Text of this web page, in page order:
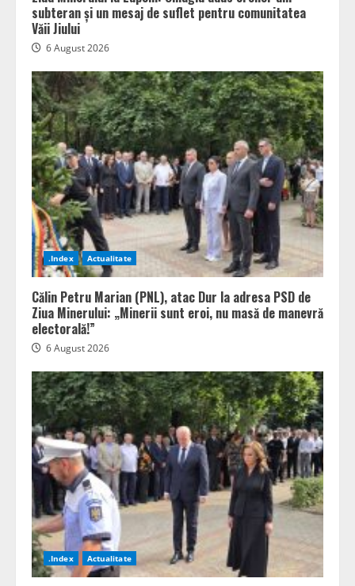
subteran și un mesaj de suflet pentru comunitatea
Văii Jiului
6 August 2026
.Index Actualitate
Călin Petru Marian (PNL), atac Dur la adresa PSD de
Ziua Minerului: „Minerii sunt eroi, nu masă de manevră
electorală!”
6 August 2026
.Index Actualitate